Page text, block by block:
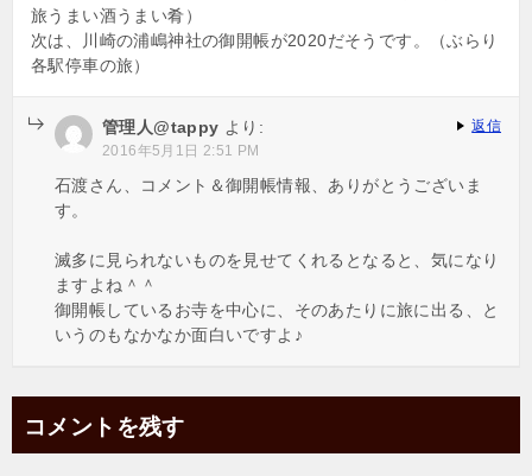
旅うまい酒うまい肴）
次は、川崎の浦嶋神社の御開帳が2020だそうです。（ぶらり
各駅停車の旅）
管理人@tappy より:
2016年5月1日 2:51 PM
石渡さん、コメント＆御開帳情報、ありがとうございま
す。
滅多に見られないものを見せてくれるとなると、気になり
ますよね＾＾
御開帳しているお寺を中心に、そのあたりに旅に出る、と
いうのもなかなか面白いですよ♪
返信
コメントを残す